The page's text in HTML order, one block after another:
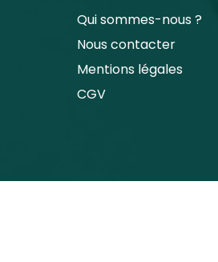
Qui sommes-nous ?
Nous contacter
Mentions légales
CGV